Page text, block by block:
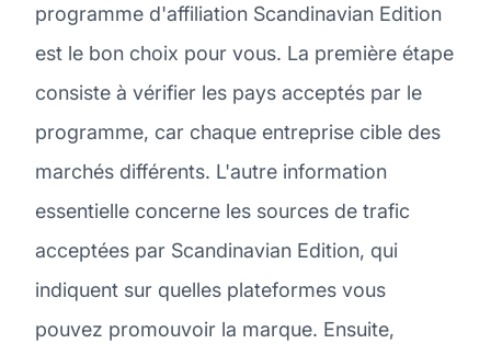
programme d'affiliation Scandinavian Edition
est le bon choix pour vous. La première étape
consiste à vérifier les pays acceptés par le
programme, car chaque entreprise cible des
marchés différents. L'autre information
essentielle concerne les sources de trafic
acceptées par Scandinavian Edition, qui
indiquent sur quelles plateformes vous
pouvez promouvoir la marque. Ensuite,